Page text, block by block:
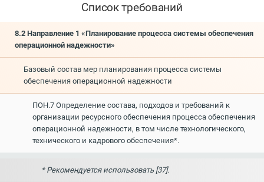
Список требований
8.2 Направление 1 «Планирование процесса системы обеспечения
операционной надежности»
Базовый состав мер планирования процесса системы
обеспечения операционной надежности
ПОН.7 Определение состава, подходов и требований к
организации ресурсного обеспечения процесса обеспечения
операционной надежности, в том числе технологического,
технического и кадрового обеспечения*.
* Рекомендуется использовать [37].